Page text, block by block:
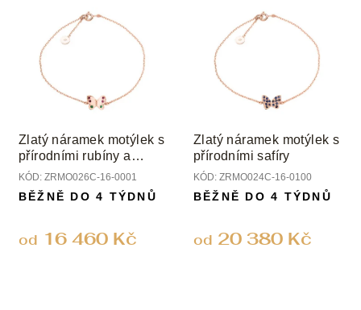
Zlatý náramek motýlek s
přírodními rubíny a
smaragdy
KÓD: ZRMO026C-16-0001
od 16 460 Kč
BĚŽNĚ DO 4 TÝDNŮ
Zlatý náramek motýlek s
přírodními safíry
KÓD: ZRMO024C-16-0100
od 20 380 Kč
BĚŽNĚ DO 4 TÝDNŮ